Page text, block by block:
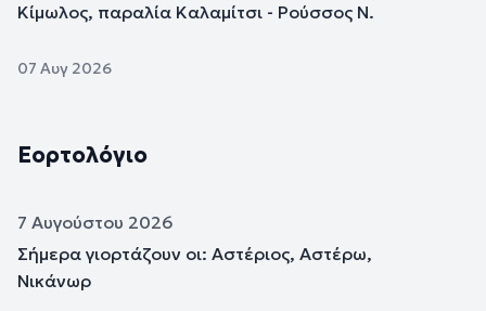
Κίμωλος, παραλία Καλαμίτσι - Ρούσσος Ν.
07 Αυγ 2026
Εορτολόγιο
7 Αυγούστου 2026
Σήμερα γιορτάζουν οι: Αστέριος, Αστέρω,
Νικάνωρ